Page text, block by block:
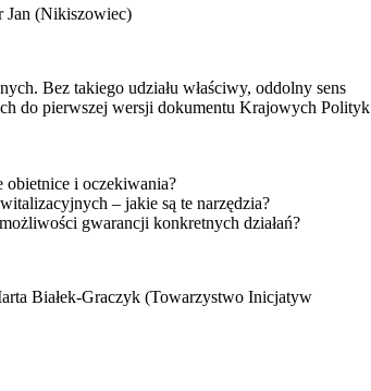
Jan (Nikiszowiec)
Bez takiego udziału właściwy, oddolny sens
do pierwszej wersji dokumentu Krajowych Polityk
obietnice i oczekiwania?
– jakie są te narzędzia?
gwarancji konkretnych działań?
Białek-Graczyk (Towarzystwo Inicjatyw